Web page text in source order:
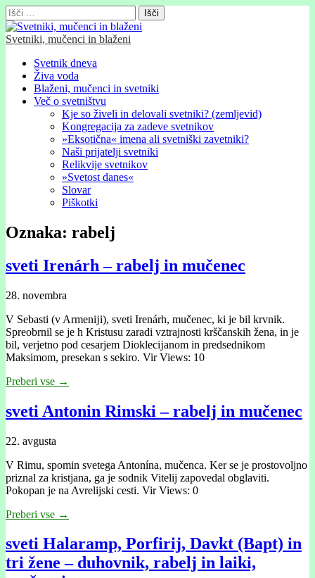
Išči:
Svetniki, mučenci in blaženi
Glavni
meni
Skip
content
Svetnik dneva
Živa voda
Blaženi, mučenci in svetniki
Več o svetništvu
Kje so živeli in delovali svetniki? (zemljevid)
Kongregacija za zadeve svetnikov
»Eksotična« imena ali svetniški zavetniki?
Naši prijatelji svetniki
Relikvije svetnikov
»Svetost danes«
Slovar
Piškotki
Oznaka: rabelj
sveti Irenárh – rabelj in mučenec
28. novembra
V Sebasti (v Armenĳi), sveti Irenárh, mučenec, ki je bil krvnik.
Spreobrnil se je h Kristusu zaradi vztrajnosti krščanskih žena, in je
bil, verjetno pod cesarjem Dioklecĳanom in predsednikom
Maksimom, presekan s sekiro. Vir Views: 10
Preberi vse →
sveti Antonin Rimski – rabelj in mučenec
22. avgusta
V Rimu, spomin svetega Antonína, mučenca. Ker se je prostovoljno
priznal za kristjana, ga je sodnik Vitelij zapovedal obglaviti.
Pokopan je na Avrelijski cesti. Vir Views: 0
Preberi vse →
sveti Halaramp, Porfirij, Davkt (Bapt) in
tri žene – duhovnik, rabelj in laiki,